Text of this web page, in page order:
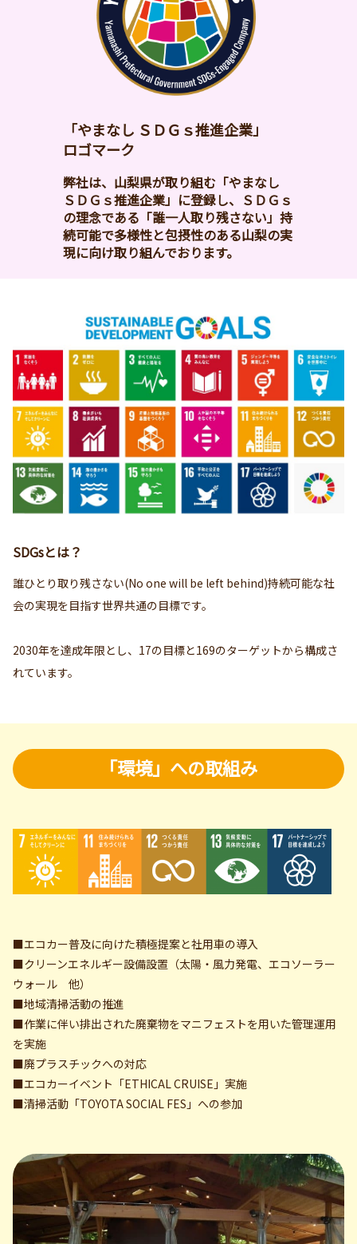
「やまなし ＳＤＧｓ推進企業」
ロゴマーク
弊社は、山梨県が取り組む「やまなし
ＳＤＧｓ推進企業」に登録し、ＳＤＧｓ
の理念である「誰一人取り残さない」持
続可能で多様性と包摂性のある山梨の実
現に向け取り組んでおります。
SDGsとは？
誰ひとり取り残さない(No one will be left behind)持続可能な社
会の実現を目指す世界共通の目標です。
2030年を達成年限とし、17の目標と169のターゲットから構成さ
れています。
「環境」への取組み
■エコカー普及に向けた積極提案と社用車の導入
■クリーンエネルギー設備設置（太陽・風力発電、エコソーラー
ウォール 他）
■地域清掃活動の推進
■作業に伴い排出された廃棄物をマニフェストを用いた管理運用
を実施
■廃プラスチックへの対応
■エコカーイベント「ETHICAL CRUISE」実施
■清掃活動「TOYOTA SOCIAL FES」への参加